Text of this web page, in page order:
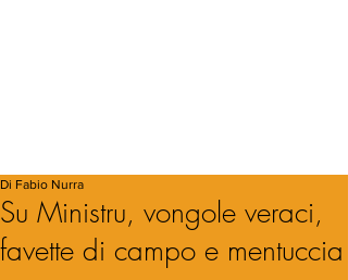
Su Ministru, vongole veraci,
favette di campo e mentuccia
Di Fabio Nurra